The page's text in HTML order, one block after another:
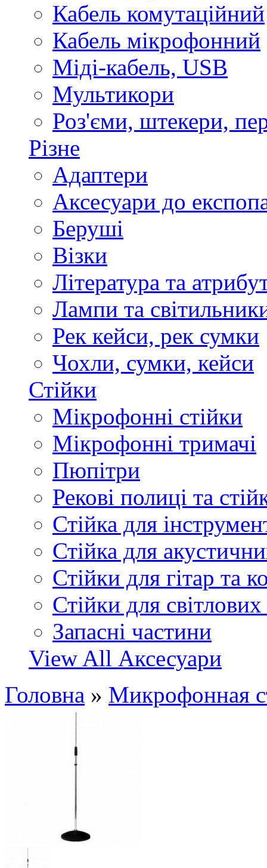
Кабель комутаційний
Кабель мікрофонний
Міді-кабель, USB
Мультикори
Роз'єми, штекери,
Різне
Адаптери
Аксесуари до
Беруші
Візки
Література та
Лампи та
Рек кейси, рек сумки
Чохли, сумки, кейси
Стійки
Мікрофонні стійки
Мікрофонні тримачі
Пюпітри
Рекові полиці та
Стійка для
Стійка для
Стійки для гітар та
Стійки для
Запасні частини
View All Аксесуари
Головна » Микрофонная